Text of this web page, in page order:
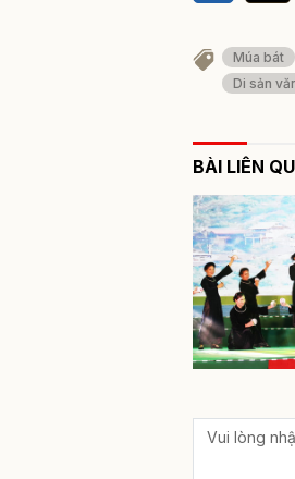
Múa bát
Di sản
BÀI LIÊN